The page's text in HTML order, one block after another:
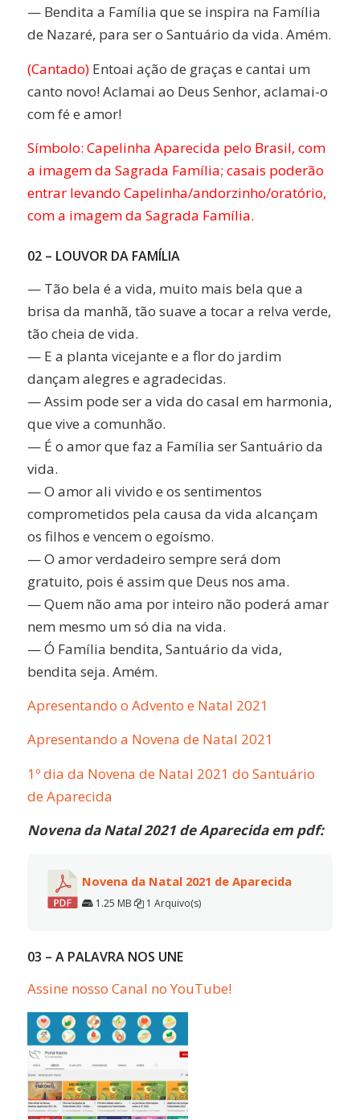
— Bendita a Família que se inspira na Família
de Nazaré, para ser o Santuário da vida. Amém.
(Cantado)Entoai ação de graças e cantai um
canto novo! Aclamai ao Deus Senhor, aclamai-o
com fé e amor!
Símbolo: Capelinha Aparecida pelo Brasil, com
a imagem da Sagrada Família; casais poderão
entrar levando Capelinha/andorzinho/oratório,
com a imagem da Sagrada Família.
02 – LOUVOR DA FAMÍLIA
— Tão bela é a vida, muito mais bela que a
brisa da manhã, tão suave a tocar a relva verde,
tão cheia de vida.
— E a planta vicejante e a flor do jardim
dançam alegres e agradecidas.
— Assim pode ser a vida do casal em harmonia,
que vive a comunhão.
— É o amor que faz a Família ser Santuário da
vida.
— O amor ali vivido e os sentimentos
comprometidos pela causa da vida alcançam
os filhos e vencem o egoísmo.
— O amor verdadeiro sempre será dom
gratuito, pois é assim que Deus nos ama.
— Quem não ama por inteiro não poderá amar
nem mesmo um só dia na vida.
— Ó Família bendita, Santuário da vida,
bendita seja. Amém.
Apresentando o Advento e Natal 2021
Apresentando a Novena de Natal 2021
1º dia da Novena de Natal 2021 do Santuário
de Aparecida
Novena da Natal 2021 de Aparecida em pdf:
Novena da Natal 2021 de Aparecida
1.25 MB 1 Arquivo(s)
03 – A PALAVRA NOS UNE
Assine nosso Canal no YouTube!